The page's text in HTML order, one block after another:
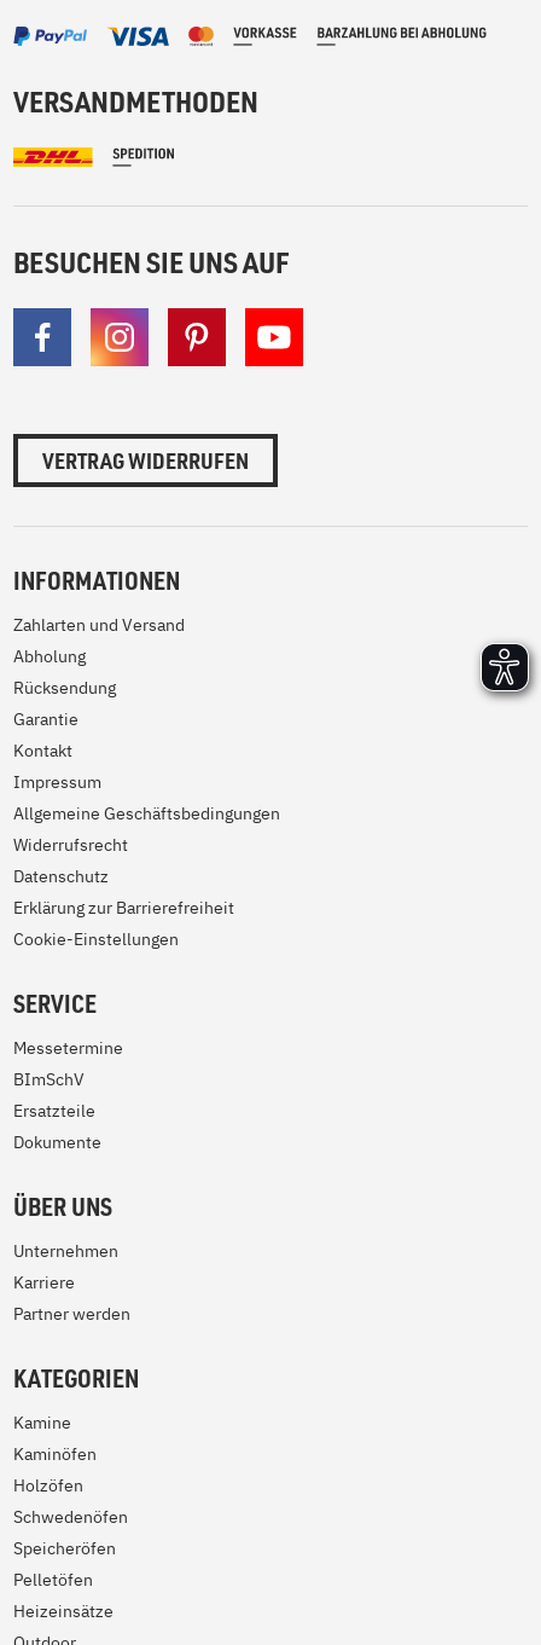
VERSANDMETHODEN
BESUCHEN SIE UNS AUF
VERTRAG WIDERRUFEN
INFORMATIONEN
Zahlarten und Versand
Abholung
Rücksendung
Garantie
Kontakt
Impressum
Allgemeine Geschäftsbedingungen
Widerrufsrecht
Datenschutz
Erklärung zur Barrierefreiheit
Cookie-Einstellungen
SERVICE
Messetermine
BImSchV
Ersatzteile
Dokumente
ÜBER UNS
Unternehmen
Karriere
Partner werden
KATEGORIEN
Kamine
Kaminöfen
Holzöfen
Schwedenöfen
Speicheröfen
Pelletöfen
Heizeinsätze